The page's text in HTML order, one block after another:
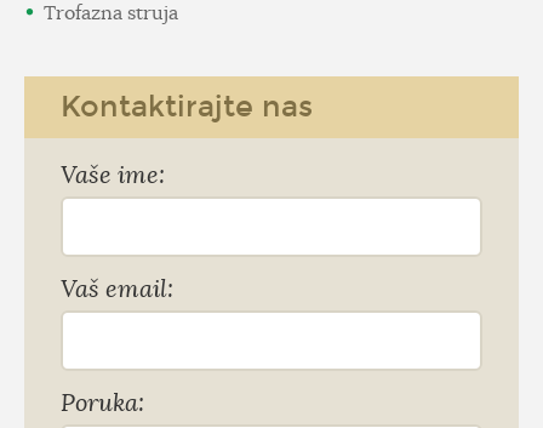
Trofazna struja
Kontaktirajte nas
Vaše ime:
Vaš email:
Poruka: